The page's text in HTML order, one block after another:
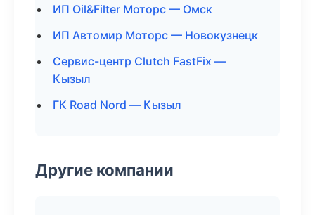
ИП Oil&Filter Моторс — Омск
ИП Автомир Моторс — Новокузнецк
Сервис-центр Clutch FastFix —
Кызыл
ГК Road Nord — Кызыл
Другие компании